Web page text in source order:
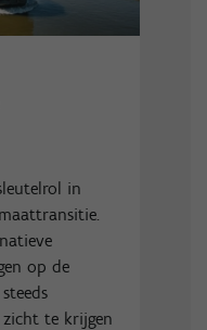
in
op de
te krijgen